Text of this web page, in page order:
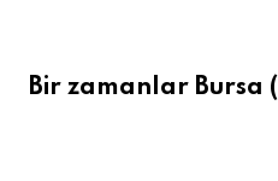
Bir zamanlar Bursa